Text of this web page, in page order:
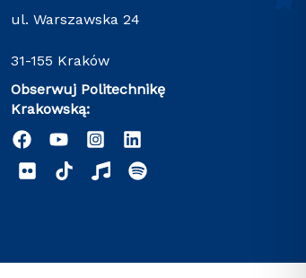
ul. Warszawska 24
31-155 Kraków
Obserwuj Politechnikę
Krakowską: